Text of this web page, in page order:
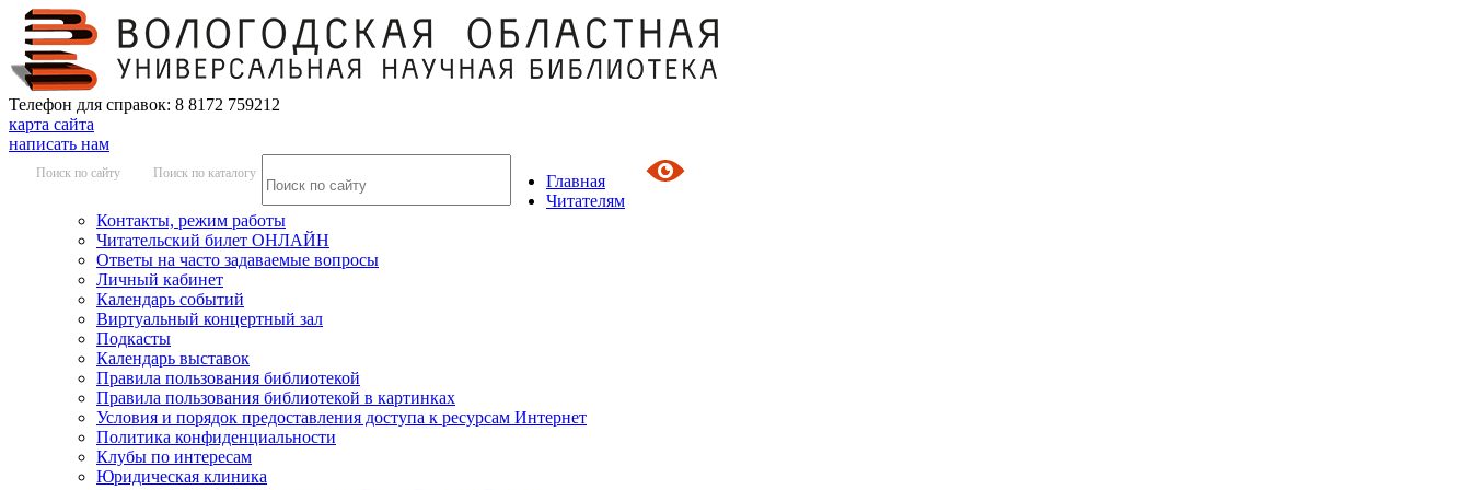
Телефон для справок: 8 8172 759212
карта сайта
написать нам
Поиск по сайту Поиск по каталогу
Главная
Читателям
Контакты, режим работы
Читательский билет ОНЛАЙН
Ответы на часто задаваемые вопросы
Личный кабинет
Календарь событий
Виртуальный концертный зал
Подкасты
Календарь выставок
Правила пользования библиотекой
Правила пользования библиотекой в картинках
Условия и порядок предоставления доступа к ресурсам Интернет
Политика конфиденциальности
Клубы по интересам
Юридическая клиника